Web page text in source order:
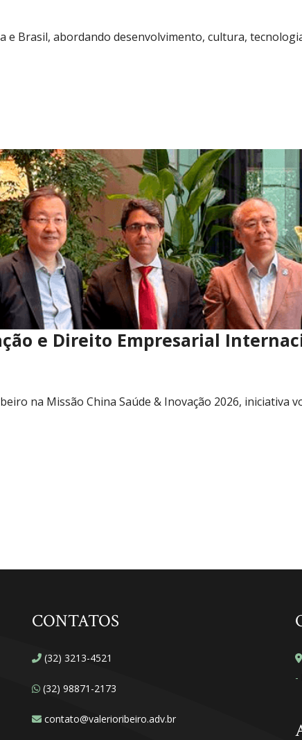
e Brasil, abordando desenvolvimento, cultura,
e Direito Empresarial
na Missão China Saúde & Inovação 2026, iniciativa
CONTATOS
(32) 3213-4521
(32) 98871-2173
contato@valerioribeiro.adv.br
-